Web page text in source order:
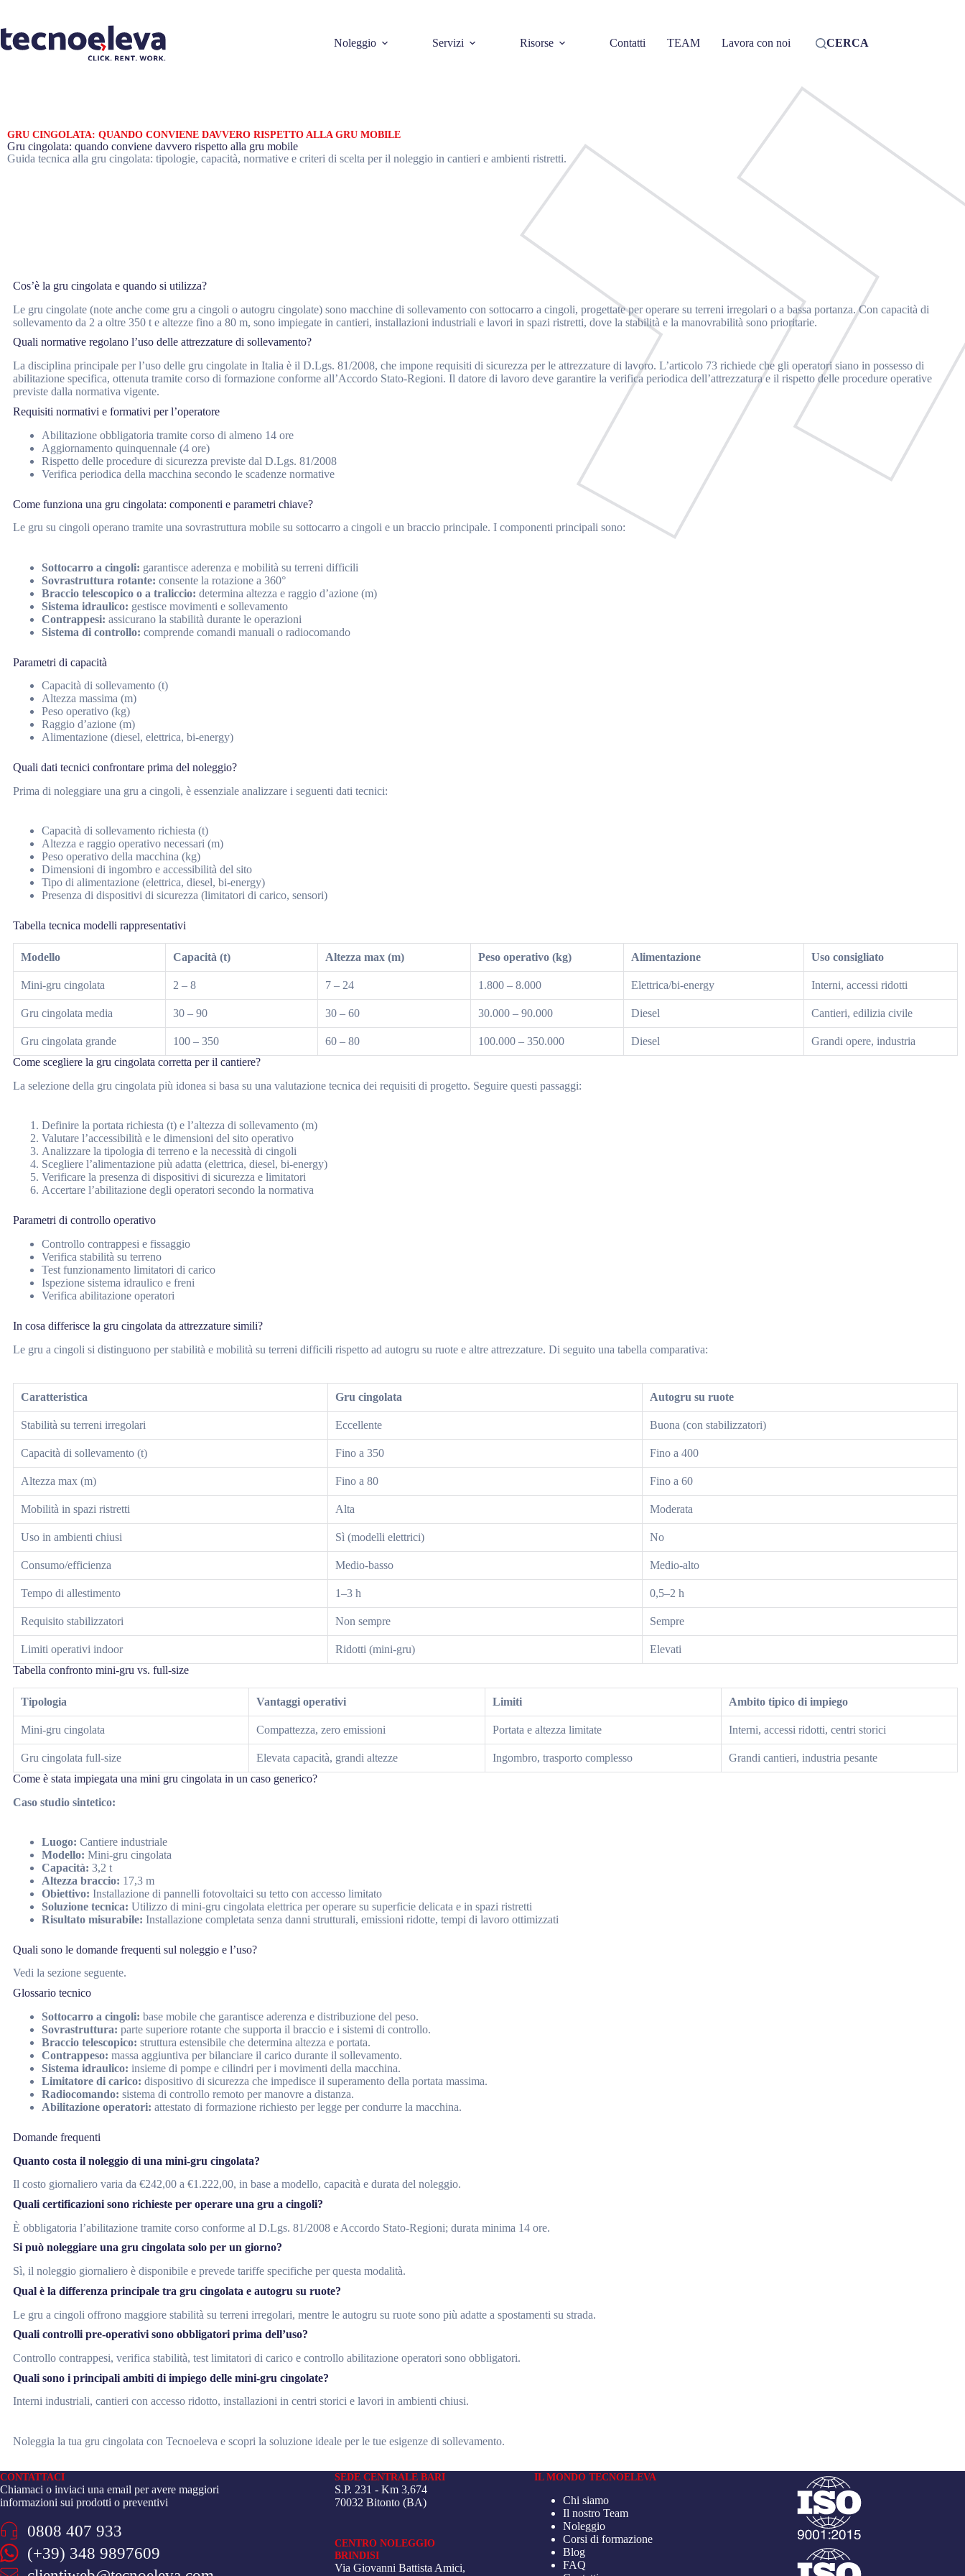
Noleggio Servizi Risorse Contatti TEAM Lavora con noi CERCA
GRU CINGOLATA: QUANDO CONVIENE DAVVERO RISPETTO ALLA GRU MOBILE
Gru cingolata: quando conviene davvero rispetto alla gru mobile
Guida tecnica alla gru cingolata: tipologie, capacità, normative e criteri di scelta per il noleggio in cantieri e ambienti ristretti.
Cos’è la gru cingolata e quando si utilizza?
Le gru cingolate (note anche come gru a cingoli o autogru cingolate) sono macchine di sollevamento con sottocarro a cingoli, progettate per operare su terreni irregolari o a bassa portanza. Con capacità di
sollevamento da 2 a oltre 350 t e altezze fino a 80 m, sono impiegate in cantieri, installazioni industriali e lavori in spazi ristretti, dove la stabilità e la manovrabilità sono prioritarie.
Quali normative regolano l’uso delle attrezzature di sollevamento?
La disciplina principale per l’uso delle gru cingolate in Italia è il D.Lgs. 81/2008, che impone requisiti di sicurezza per le attrezzature di lavoro. L’articolo 73 richiede che gli operatori siano in possesso di
abilitazione specifica, ottenuta tramite corso di formazione conforme all’Accordo Stato-Regioni. Il datore di lavoro deve garantire la verifica periodica dell’attrezzatura e il rispetto delle procedure operative
previste dalla normativa vigente.
Requisiti normativi e formativi per l’operatore
Abilitazione obbligatoria tramite corso di almeno 14 ore
Aggiornamento quinquennale (4 ore)
Rispetto delle procedure di sicurezza previste dal D.Lgs. 81/2008
Verifica periodica della macchina secondo le scadenze normative
Come funziona una gru cingolata: componenti e parametri chiave?
Le gru su cingoli operano tramite una sovrastruttura mobile su sottocarro a cingoli e un braccio principale. I componenti principali sono:
Sottocarro a cingoli: garantisce aderenza e mobilità su terreni difficili
Sovrastruttura rotante: consente la rotazione a 360°
Braccio telescopico o a traliccio: determina altezza e raggio d’azione (m)
Sistema idraulico: gestisce movimenti e sollevamento
Contrappesi: assicurano la stabilità durante le operazioni
Sistema di controllo: comprende comandi manuali o radiocomando
Parametri di capacità
Capacità di sollevamento (t)
Altezza massima (m)
Peso operativo (kg)
Raggio d’azione (m)
Alimentazione (diesel, elettrica, bi-energy)
Quali dati tecnici confrontare prima del noleggio?
Prima di noleggiare una gru a cingoli, è essenziale analizzare i seguenti dati tecnici:
Capacità di sollevamento richiesta (t)
Altezza e raggio operativo necessari (m)
Peso operativo della macchina (kg)
Dimensioni di ingombro e accessibilità del sito
Tipo di alimentazione (elettrica, diesel, bi-energy)
Presenza di dispositivi di sicurezza (limitatori di carico, sensori)
Tabella tecnica modelli rappresentativi
Modello Capacità (t) Altezza max (m) Peso operativo (kg) Alimentazione Uso consigliato
Mini-gru cingolata 2 – 8 7 – 24 1.800 – 8.000 Elettrica/bi-energy Interni, accessi ridotti
Gru cingolata media 30 – 90 30 – 60 30.000 – 90.000 Diesel Cantieri, edilizia civile
Gru cingolata grande 100 – 350 60 – 80 100.000 – 350.000 Diesel
Grandi opere, industria
Come scegliere la gru cingolata corretta per il cantiere?
La selezione della gru cingolata più idonea si basa su una valutazione tecnica dei requisiti di progetto. Seguire questi passaggi:
Definire la portata richiesta (t) e l’altezza di sollevamento (m)
Valutare l’accessibilità e le dimensioni del sito operativo
Analizzare la tipologia di terreno e la necessità di cingoli
Scegliere l’alimentazione più adatta (elettrica, diesel, bi-energy)
Verificare la presenza di dispositivi di sicurezza e limitatori
Accertare l’abilitazione degli operatori secondo la normativa
Parametri di controllo operativo
Controllo contrappesi e fissaggio
Verifica stabilità su terreno
Test funzionamento limitatori di carico
Ispezione sistema idraulico e freni
Verifica abilitazione operatori
In cosa differisce la gru cingolata da attrezzature simili?
Le gru a cingoli si distinguono per stabilità e mobilità su terreni difficili rispetto ad autogru su ruote e altre attrezzature. Di seguito una tabella comparativa:
Caratteristica Gru cingolata Autogru su ruote
Stabilità su terreni irregolari Eccellente Buona (con stabilizzatori)
Capacità di sollevamento (t) Fino a 350 Fino a 400
Altezza max (m) Fino a 80 Fino a 60
Mobilità in spazi ristretti Alta Moderata
Uso in ambienti chiusi Sì (modelli elettrici) No
Consumo/efficienza Medio-basso Medio-alto
Tempo di allestimento 1–3 h 0,5–2 h
Requisito stabilizzatori Non sempre Sempre
Limiti operativi indoor Ridotti (mini-gru)
Elevati
Tabella confronto mini-gru vs. full-size
Tipologia Vantaggi operativi Limiti Ambito tipico di impiego
Mini-gru cingolata Compattezza, zero emissioni Portata e altezza limitate Interni, accessi ridotti, centri storici
Gru cingolata full-size Elevata capacità, grandi altezze Ingombro, trasporto complesso
Grandi cantieri, industria pesante
Come è stata impiegata una mini gru cingolata in un caso generico?
Caso studio sintetico:
Luogo: Cantiere industriale
Modello: Mini-gru cingolata
Capacità: 3,2 t
Altezza braccio: 17,3 m
Obiettivo: Installazione di pannelli fotovoltaici su tetto con accesso limitato
Soluzione tecnica: Utilizzo di mini-gru cingolata elettrica per operare su superficie delicata e in spazi ristretti
Risultato misurabile: Installazione completata senza danni strutturali, emissioni ridotte, tempi di lavoro ottimizzati
Quali sono le domande frequenti sul noleggio e l’uso?
Vedi la sezione seguente.
Glossario tecnico
Sottocarro a cingoli: base mobile che garantisce aderenza e distribuzione del peso.
Sovrastruttura: parte superiore rotante che supporta il braccio e i sistemi di controllo.
Braccio telescopico: struttura estensibile che determina altezza e portata.
Contrappeso: massa aggiuntiva per bilanciare il carico durante il sollevamento.
Sistema idraulico: insieme di pompe e cilindri per i movimenti della macchina.
Limitatore di carico: dispositivo di sicurezza che impedisce il superamento della portata massima.
Radiocomando: sistema di controllo remoto per manovre a distanza.
Abilitazione operatori: attestato di formazione richiesto per legge per condurre la macchina.
Domande frequenti
Quanto costa il noleggio di una mini-gru cingolata?
Il costo giornaliero varia da €242,00 a €1.222,00, in base a modello, capacità e durata del noleggio.
Quali certificazioni sono richieste per operare una gru a cingoli?
È obbligatoria l’abilitazione tramite corso conforme al D.Lgs. 81/2008 e Accordo Stato-Regioni; durata minima 14 ore.
Si può noleggiare una gru cingolata solo per un giorno?
Sì, il noleggio giornaliero è disponibile e prevede tariffe specifiche per questa modalità.
Qual è la differenza principale tra gru cingolata e autogru su ruote?
Le gru a cingoli offrono maggiore stabilità su terreni irregolari, mentre le autogru su ruote sono più adatte a spostamenti su strada.
Quali controlli pre-operativi sono obbligatori prima dell’uso?
Controllo contrappesi, verifica stabilità, test limitatori di carico e controllo abilitazione operatori sono obbligatori.
Quali sono i principali ambiti di impiego delle mini-gru cingolate?
Interni industriali, cantieri con accesso ridotto, installazioni in centri storici e lavori in ambienti chiusi.
Noleggia la tua gru cingolata con Tecnoeleva e scopri la soluzione ideale per le tue esigenze di sollevamento.
CONTATTACI
Chiamaci o inviaci una email per avere maggiori
informazioni sui prodotti o preventivi
0808 407 933
(+39) 348 9897609
SEDE CENTRALE BARI
S.P. 231 - Km 3,674
70032 Bitonto (BA)
CENTRO NOLEGGIO
BRINDISI
Via Giovanni Battista Amici,
IL MONDO TECNOELEVA
Chi siamo
Il nostro Team
Noleggio
Corsi di formazione
Blog
FAQ